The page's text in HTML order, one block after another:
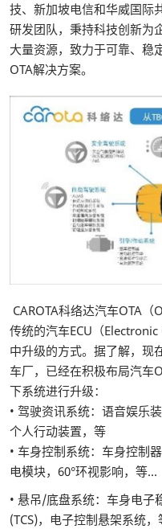
技、新加坡电信和华威国际
研发团队，秉持科技创新为
大量资源，致力于可靠、稳
OTA解决方案。
CAROTA科络达汽车OTA
传统的汽车ECU（
中升级的方式。据了解，现
车厂，已经在积极布局汽车
下系统进行升级：
• 驾驶资讯系统：语音娱乐
个人行动装置，等
• 车身控制系统：车身控制
电模块，60°环视影响，等…
• 悬吊/底盘系统：车身电子
(TCS)，电子控制悬架系统，